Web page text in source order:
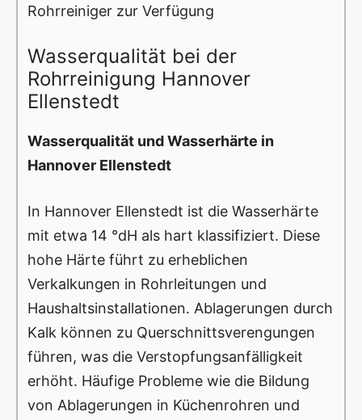
Rohrreiniger zur Verfügung
Wasserqualität bei der
Rohrreinigung Hannover
Ellenstedt
Wasserqualität und Wasserhärte in
Hannover Ellenstedt
In Hannover Ellenstedt ist die Wasserhärte
mit etwa 14 °dH als hart klassifiziert. Diese
hohe Härte führt zu erheblichen
Verkalkungen in Rohrleitungen und
Haushaltsinstallationen. Ablagerungen durch
Kalk können zu Querschnittsverengungen
führen, was die Verstopfungsanfälligkeit
erhöht. Häufige Probleme wie die Bildung
von Ablagerungen in Küchenrohren und